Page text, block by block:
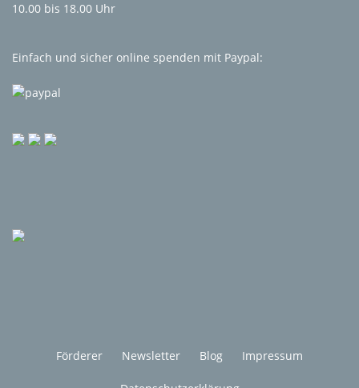
10.00 bis 18.00 Uhr
Einfach und sicher online spenden mit Paypal:
Förderer Newsletter Blog Impressum